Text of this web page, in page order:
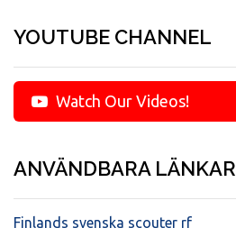
YOUTUBE CHANNEL
Watch Our Videos!
ANVÄNDBARA LÄNKAR
Finlands svenska scouter rf